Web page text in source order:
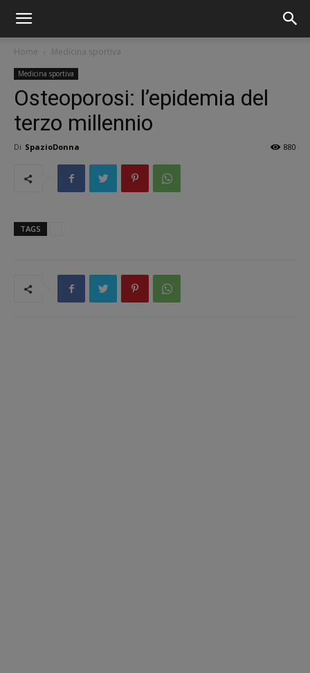
Home Medicina sportiva
Medicina sportiva
Osteoporosi: l’epidemia del
terzo millennio
Di SpazioDonna 880
TAGS